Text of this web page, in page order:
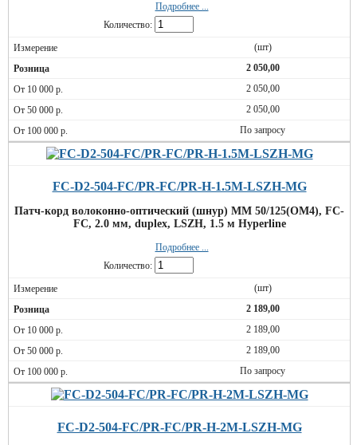
Подробнее ...
Количество:
(шт)
2 050,00
2 050,00
2 050,00
По запросу
FC-D2-504-FC/PR-FC/PR-H-1.5M-LSZH-MG
Патч-корд волоконно-оптический (шнур) MM 50/125(OM4), FC-
FC, 2.0 мм, duplex, LSZH, 1.5 м Hyperline
Подробнее ...
Количество:
(шт)
2 189,00
2 189,00
2 189,00
По запросу
FC-D2-504-FC/PR-FC/PR-H-2M-LSZH-MG